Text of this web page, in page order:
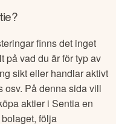
finns det inget
på vad du är för typ av
sikt eller handlar aktivt
osv. På denna sida vill
aktier iSentiaen
följa